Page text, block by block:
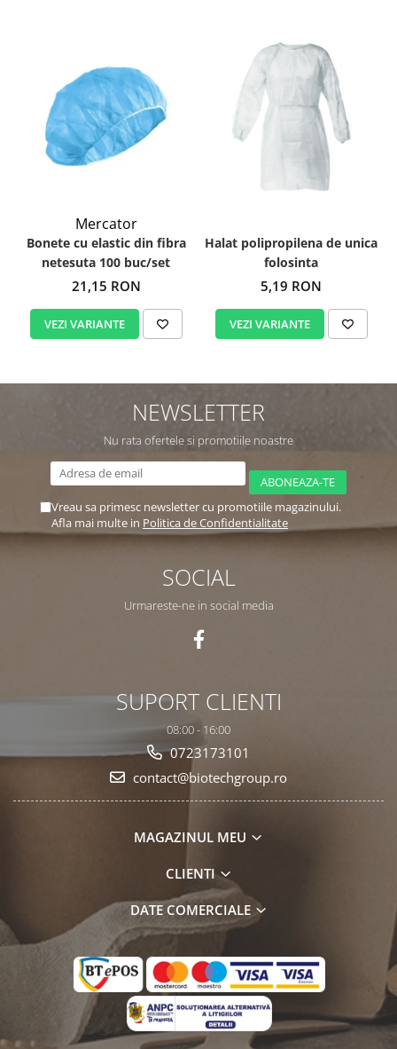
Mercator
Bonete cu elastic din fibra
netesuta 100 buc/set
21,15 RON
VEZI VARIANTE
Halat polipropilena de unica
folosinta
5,19 RON
VEZI VARIANTE
NEWSLETTER
Nu rata ofertele si promotiile noastre
Vreau sa primesc newsletter cu promotiile magazinului.
Afla mai multe in Politica de Confidentialitate
SOCIAL
Urmareste-ne in social media
SUPORT CLIENTI
08:00 - 16:00
0723173101
contact@biotechgroup.ro
MAGAZINUL MEU
CLIENTI
DATE COMERCIALE